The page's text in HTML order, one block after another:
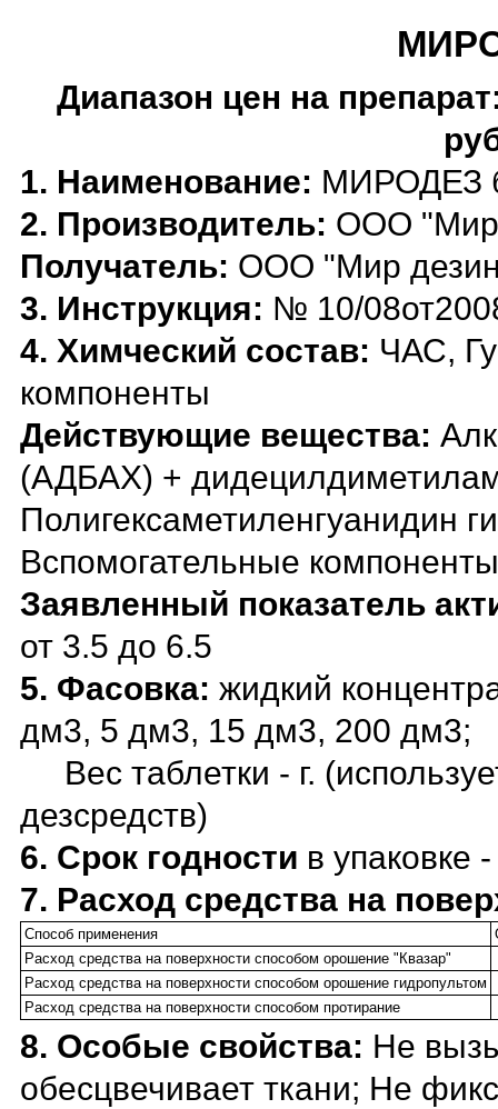
Диапазон цен на
1. Наименование: МИРОДЕЗ
2. Производитель: ООО "Мир
Получатель: ООО "Мир
3. Инструкция: № 10/
4. Химческий состав: ЧАС,
компоненты
Действующие вещества:
(АДБАХ) +
Полигексаметиленгуанидин
Вспомогательные компоненты
Заявленный показатель
от 3.5 до 6.5
5. Фacовка: жидкий
дм3, 5 дм3, 15 дм3, 200 дм3;
Вес таблетки - г.
дезсредств)
6. Срок годности в упаковке
7. Расход средства на
Способ применения
Расход средства на поверхности способом орошение "Квазар"
Расход средства на поверхности способом орошение гидропультом
Расход средства на поверхности способом протирание
8. Особые свойства: Не
обесцвечивает ткани; Не